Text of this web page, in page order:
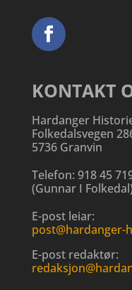
KONTAKT
Hardanger
Folkedalsvegen
5736 Granvin
Telefon: 918 45
(Gunnar I Folkedal
E-post leiar:
post@hardanger-
E-post redaktør: